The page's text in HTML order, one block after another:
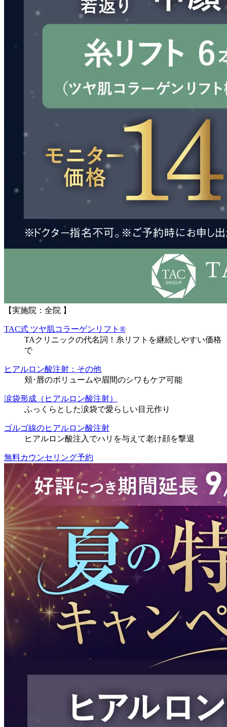
【実施院：全院 】
TAC式 ツヤ肌コラーゲンリフト®
TAクリニックの代名詞！糸リフトを継続しやすい価格
で
ヒアルロン酸注射：その他
頬･唇のボリュームや眉間のシワもケア可能
涙袋形成（ヒアルロン酸注射）
ふっくらとした涙袋で愛らしい目元作り
ゴルゴ線のヒアルロン酸注射
ヒアルロン酸注入でハリを与えて老け顔を撃退
無料カウンセリング予約